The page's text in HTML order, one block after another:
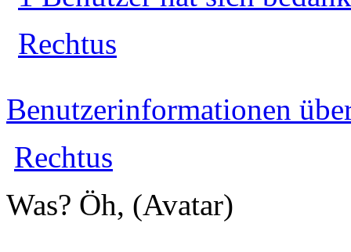
Rechtus
Benutzerinformationen
Rechtus
Was? Öh, (Avatar)